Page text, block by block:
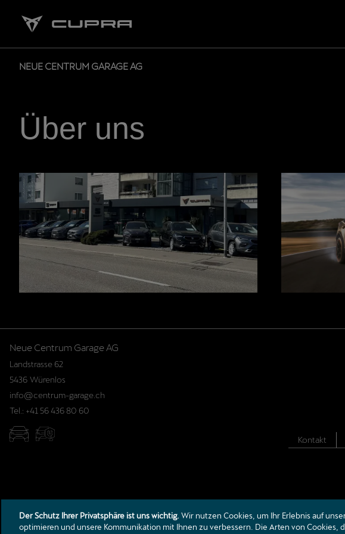
NEUE CENTRUM GARAGE AG
Über uns
Landstrasse 62
5436 Würenlos
info@centrum-garage.ch
Tel.: +41 56 436 80 60
Kontakt
Der Schutz Ihrer Privatsphäre ist uns wichtig. Wir nutzen Cookies, um Ihr Erlebnis auf
optimieren und unsere Kommunikation mit Ihnen zu verbessern. Die Arten von Cookies,